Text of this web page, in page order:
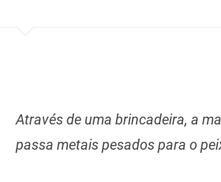
Através de uma brincadeira, a
passa metais pesados para o